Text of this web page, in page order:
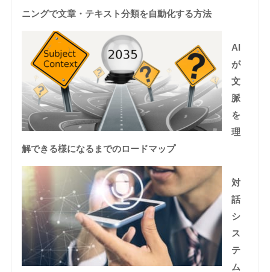
ニングで文章・テキスト分類を自動化する方法
AI
が
文
脈
を
理
解できる様になるまでのロードマップ
対
話
シ
ス
テ
ム